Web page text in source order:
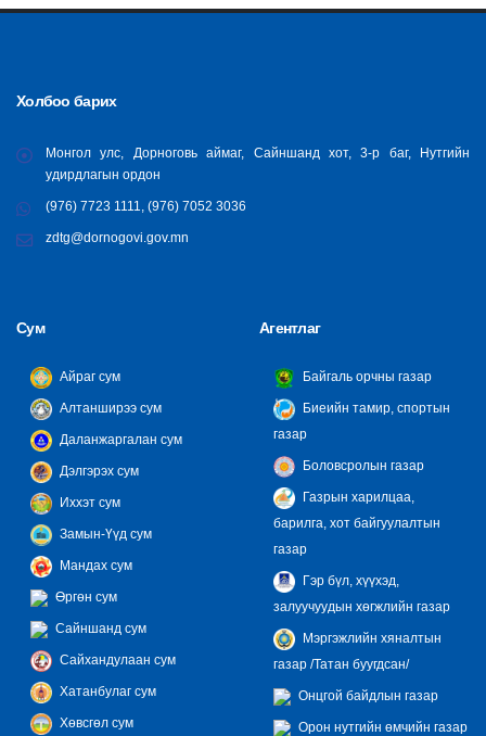
Холбоо барих
Монгол улс, Дорноговь аймаг, Сайншанд хот, 3-р баг, Нутгийн
удирдлагын ордон
(976) 7723 1111, (976) 7052 3036
zdtg@dornogovi.gov.mn
Сум
Айраг сум
Алтанширээ сум
Даланжаргалан сум
Дэлгэрэх сум
Иххэт сум
Замын-Үүд сум
Мандах сум
Өргөн сум
Сайншанд сум
Сайхандулаан сум
Хатанбулаг сум
Хөвсгөл сум
Агентлаг
Байгаль орчны газар
Биеийн тамир, спортын
газар
Боловсролын газар
Газрын харилцаа,
барилга, хот байгуулалтын
газар
Гэр бүл, хүүхэд,
залуучуудын хөгжлийн газар
Мэргэжлийн хяналтын
газар /Татан буугдсан/
Онцгой байдлын газар
Орон нутгийн өмчийн газар